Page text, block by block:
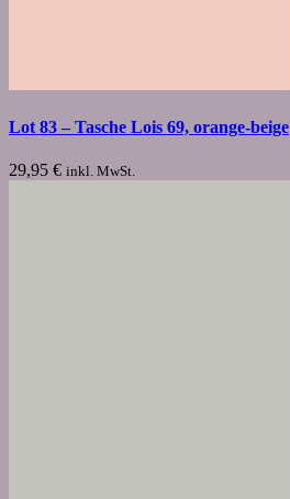
Lot 83 – Tasche Lois 69, orange-beige
29,95 € inkl. MwSt.